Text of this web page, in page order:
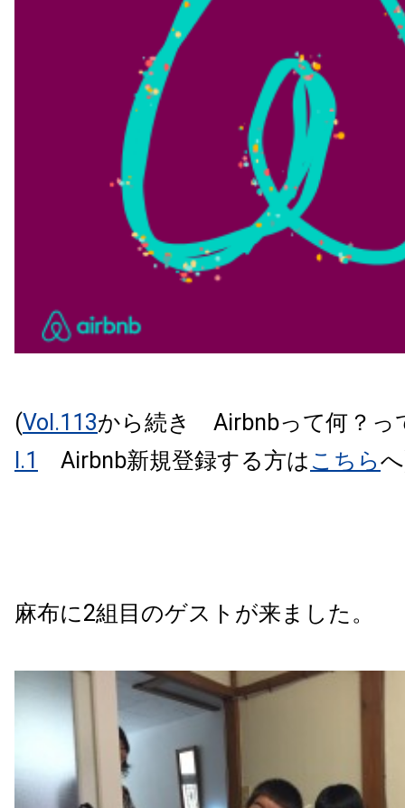
(Vol.113から続き Airbnbって何？っ
l.1
Airbnb新規登録する方は こちら
麻布に2組目のゲストが来ました。